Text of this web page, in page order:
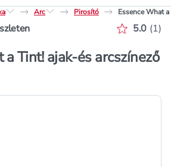
Arc Pirosító Essence What
5.0 (1)
a Tint! ajak-és arcszínező